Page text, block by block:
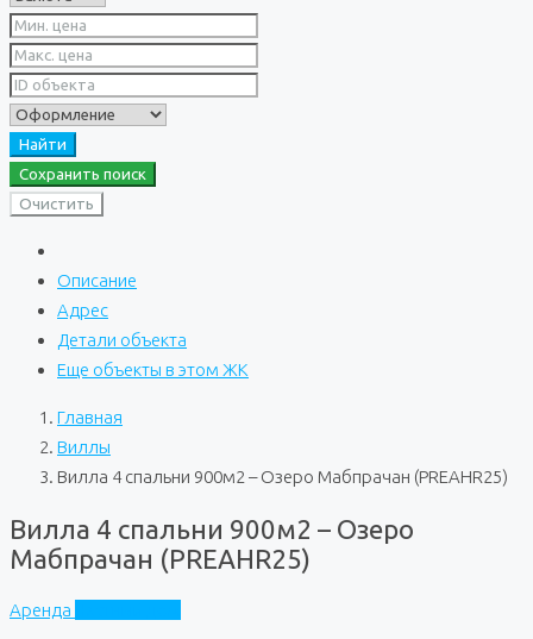
Найти
Сохранить поиск
Очистить
Описание
Адрес
Детали объекта
Еще объекты в этом ЖК
Главная
Виллы
Вилла 4 спальни 900м2 – Озеро Мабпрачан (PREAHR25)
Вилла 4 спальни 900м2 – Озеро
Мабпрачан (PREAHR25)
Аренда